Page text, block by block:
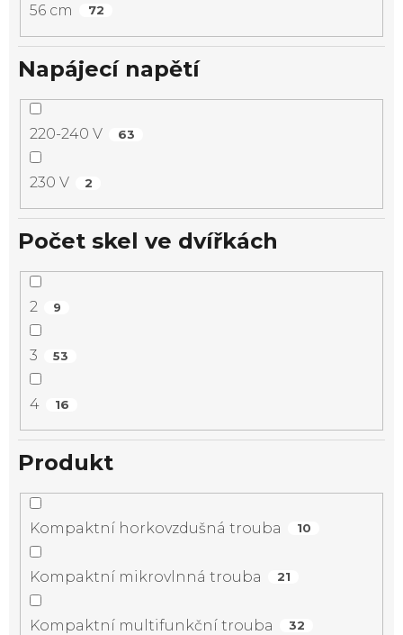
56 cm 72
Napájecí napětí
220-240 V 63
230 V 2
Počet skel ve dvířkách
2 9
3 53
4 16
Produkt
Kompaktní horkovzdušná trouba 10
Kompaktní mikrovlnná trouba 21
Kompaktní multifunkční trouba 32